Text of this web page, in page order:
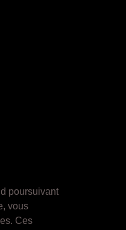
poursuivant
vous
Ces